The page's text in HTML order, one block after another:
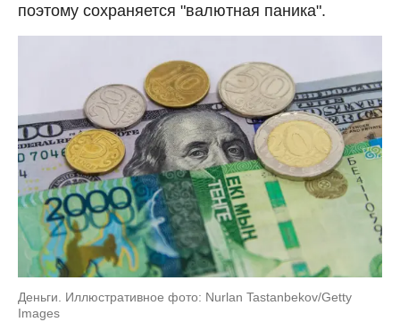
поэтому сохраняется "валютная паника".
Деньги. Иллюстративное фото: Nurlan Tastanbekov/Getty
Images